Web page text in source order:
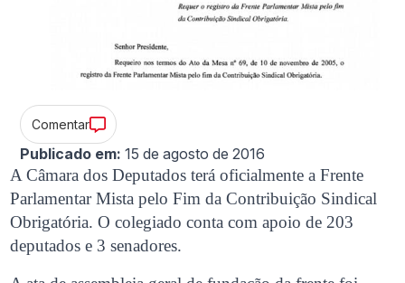
Comentar
Publicado em: 15 de agosto de 2016
A Câmara dos Deputados terá oficialmente a Frente
Parlamentar Mista pelo Fim da Contribuição Sindical
Obrigatória. O colegiado conta com apoio de 203
deputados e 3 senadores.